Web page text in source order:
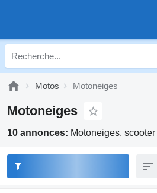
Motos Motoneiges
Motoneiges
10 annonces: Motoneiges,